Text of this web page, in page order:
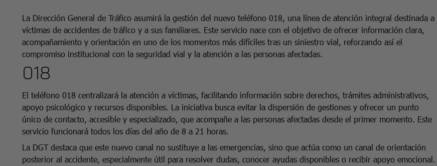
La Dirección General de Tráfico asumirá la gestión del nuevo teléfono 018, una línea de atención integral destinada a
víctimas de accidentes de tráfico y a sus familiares. Este servicio nace con el objetivo de ofrecer información clara,
acompañamiento y orientación en uno de los momentos más difíciles tras un siniestro vial, reforzando así el
compromiso institucional con la seguridad vial y la atención a las personas afectadas.
018
El teléfono 018 centralizará la atención a víctimas, facilitando información sobre derechos, trámites administrativos,
apoyo psicológico y recursos disponibles. La iniciativa busca evitar la dispersión de gestiones y ofrecer un punto
único de contacto, accesible y especializado, que acompañe a las personas afectadas desde el primer momento. Este
servicio funcionará todos los días del año de 8 a 21 horas.
La DGT destaca que este nuevo canal no sustituye a las emergencias, sino que actúa como un canal de orientación
posterior al accidente, especialmente útil para resolver dudas, conocer ayudas disponibles o recibir apoyo emocional.